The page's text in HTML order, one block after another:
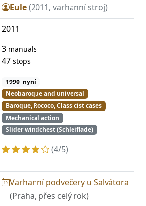
Eule(2011, varhanní stroj)
2011
3 manuals
47 stops
1990–nyní
Neobaroque and universal
Baroque, Rococo, Classicist cases
Mechanical action
Slider windchest (Schleiflade)
(4/5)
Varhanní podvečery u Salvátora
(Praha, přes celý rok)